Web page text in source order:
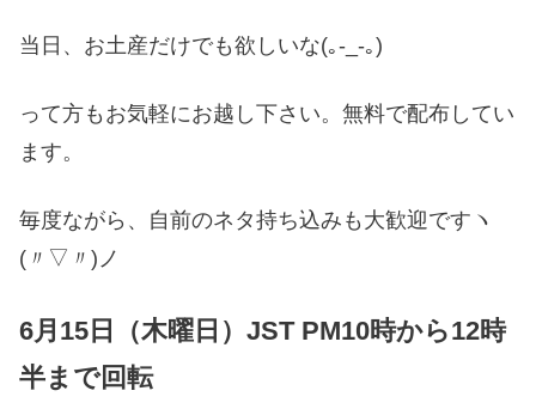
当日、お土産だけでも欲しいな(｡-_-｡)
って方もお気軽にお越し下さい。無料で配布してい
ます。
毎度ながら、自前のネタ持ち込みも大歓迎ですヽ
(〃▽〃)ノ
6月15日（木曜日）JST PM10時から12時
半まで回転